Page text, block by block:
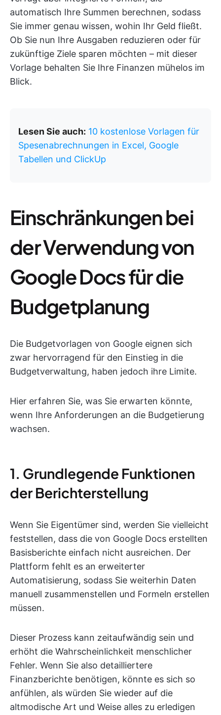
automatisch Ihre Summen berechnen, sodass
Sie immer genau wissen, wohin Ihr Geld fließt.
Ob Sie nun Ihre Ausgaben reduzieren oder für
zukünftige Ziele sparen möchten – mit dieser
Vorlage behalten Sie Ihre Finanzen mühelos im
Blick.
Lesen Sie auch: 10 kostenlose Vorlagen für
Spesenabrechnungen in Excel, Google
Tabellen und ClickUp
Einschränkungen bei
der Verwendung von
Google Docs für die
Budgetplanung
Die Budgetvorlagen von Google eignen sich
zwar hervorragend für den Einstieg in die
Budgetverwaltung, haben jedoch ihre Limite.
Hier erfahren Sie, was Sie erwarten könnte,
wenn Ihre Anforderungen an die Budgetierung
wachsen.
1. Grundlegende Funktionen
der Berichterstellung
Wenn Sie Eigentümer sind, werden Sie vielleicht
feststellen, dass die von Google Docs erstellten
Basisberichte einfach nicht ausreichen. Der
Plattform fehlt es an erweiterter
Automatisierung, sodass Sie weiterhin Daten
manuell zusammenstellen und Formeln erstellen
müssen.
Dieser Prozess kann zeitaufwändig sein und
erhöht die Wahrscheinlichkeit menschlicher
Fehler. Wenn Sie also detailliertere
Finanzberichte benötigen, könnte es sich so
anfühlen, als würden Sie wieder auf die
altmodische Art und Weise alles zu erledigen